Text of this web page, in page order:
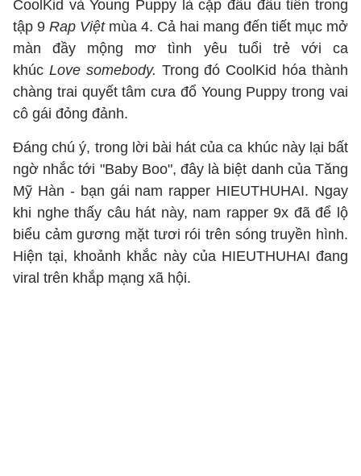
CoolKid và Young Puppy là cặp đấu đầu tiên trong
tập 9 Rap Việt mùa 4. Cả hai mang đến tiết mục mở
màn đầy mộng mơ tình yêu tuổi trẻ với ca
khúc Love somebody. Trong đó CoolKid hóa thành
chàng trai quyết tâm cưa đổ Young Puppy trong vai
cô gái đỏng đảnh.
Đáng chú ý, trong lời bài hát của ca khúc này lại bất
ngờ nhắc tới "Baby Boo", đây là biệt danh của Tăng
Mỹ Hàn - bạn gái nam rapper HIEUTHUHAI. Ngay
khi nghe thấy câu hát này, nam rapper 9x đã để lộ
biểu cảm gương mặt tươi rói trên sóng truyền hình.
Hiện tại, khoảnh khắc này của HIEUTHUHAI đang
viral trên khắp mạng xã hội.